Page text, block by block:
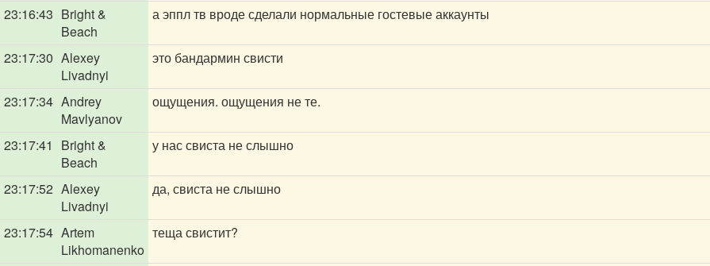
23:16:43 Bright &
Beach
а эппл тв вроде сделали нормальные гостевые аккаунты
23:17:30 Alexey
Livadnyi
это бандармин свисти
23:17:34 Andrey
Mavlyanov
ощущения. ощущения не те.
23:17:41
Bright &
Beach
у нас свиста не слышно
23:17:52 Alexey
Livadnyi
да, свиста не слышно
23:17:54 Artem
Likhomanenko
теща свистит?